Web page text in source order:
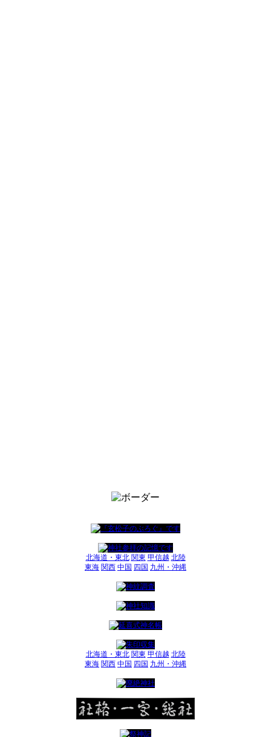
北海道・東北 関東 甲信越 北陸
東海 関西 中国 四国 九州・沖縄
北海道・東北 関東 甲信越 北陸
東海 関西 中国 四国 九州・沖縄